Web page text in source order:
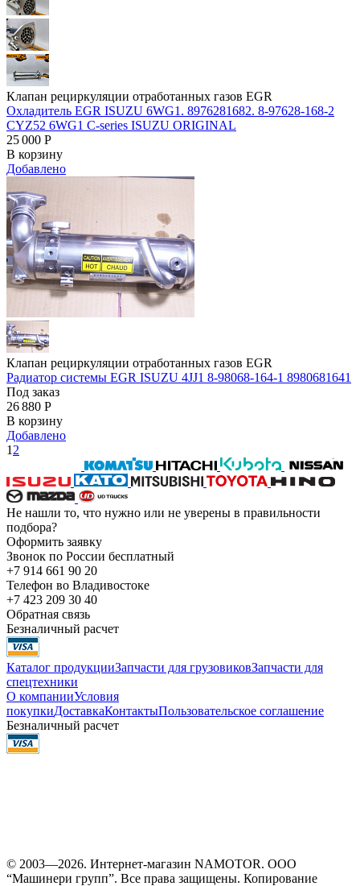
Клапан рециркуляции отработанных газов EGR
Охладитель EGR ISUZU 6WG1. 8976281682. 8-97628-168-2
CYZ52 6WG1 C-series ISUZU ORIGINAL
25 000 Р
В корзину
Добавлено
Клапан рециркуляции отработанных газов EGR
Радиатор системы EGR ISUZU 4JJ1 8-98068-164-1 8980681641
Под заказ
26 880 Р
В корзину
Добавлено
1 2
Не нашли то, что нужно или не уверены в правильности
подбора?
Оформить заявку
Звонок по России бесплатный
+7 914 661 90 20
Телефон во Владивостоке
+7 423 209 30 40
Обратная связь
Безналичный расчет
Каталог продукцииЗапчасти для грузовиковЗапчасти для
спецтехники
О компанииУсловия
покупкиДоставкаКонтактыПользовательское соглашение
Безналичный расчет
© 2003—2026. Интернет-магазин NAMOTOR. ООО
“Машинери групп”. Все права защищены. Копирование